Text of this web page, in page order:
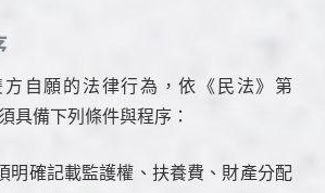
自願的法律行為，依《民法》第
具備下列條件與程序：
明確記載監護權、扶養費、財產分配